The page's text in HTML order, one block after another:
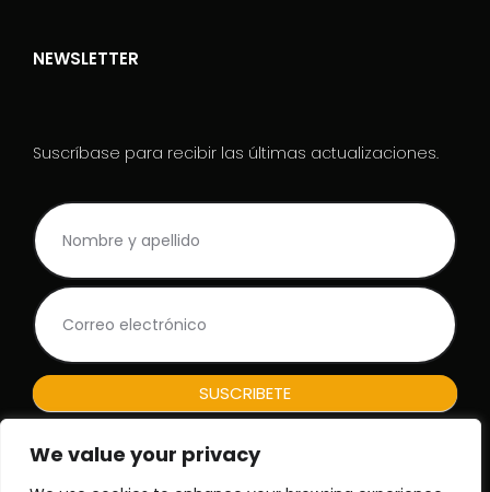
We value your privacy
NEWSLETTER
Suscríbase para recibir las últimas actualizaciones.
NL
Rodape_ES
S
i
e
e
s
h
m
a
o
SUSCRIBETE